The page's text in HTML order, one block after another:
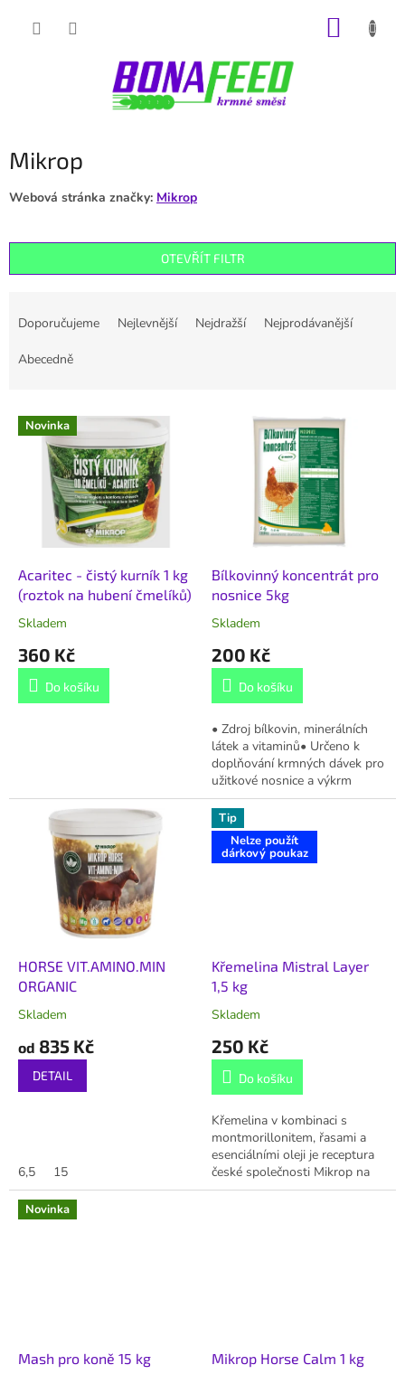
Mikrop
Webová stránka značky: Mikrop
OTEVŘÍT FILTR
p
Doporučujeme Nejlevnější Nejdražší Nejprodávanější
Abecedně
V Novinka
Acaritec - čistý kurník 1 kg
(roztok na hubení čmelíků)
Skladem
360 Kč
Do košíku
Bílkovinný koncentrát pro
nosnice 5kg
Skladem
200 Kč
Do košíku
• Zdroj bílkovin, minerálních
látek a vitaminů• Určeno k
doplňování krmných dávek pro
užitkové nosnice a výkrm
drůbeže
HORSE VIT.AMINO.MIN
ORGANIC
Skladem
od 835 Kč
DETAIL
6,5 15
Tip
Nelze použít
dárkový poukaz
Křemelina Mistral Layer
1,5 kg
Skladem
250 Kč
Do košíku
Křemelina v kombinaci s
montmorillonitem, řasami a
esenciálními oleji je receptura
české společnosti Mikrop na
vymýcení čmelíků z chovu.
Novinka
Mash pro koně 15 kg Mikrop Horse Calm 1 kg